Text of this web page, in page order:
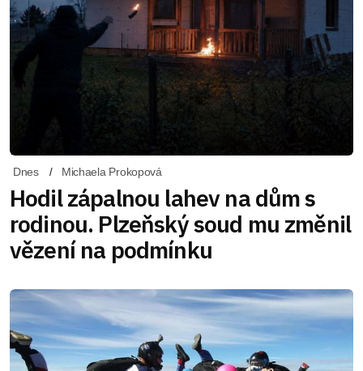
Dnes Michaela Prokopová
Hodil zápalnou lahev na dům s
rodinou. Plzeňský soud mu změnil
vězení na podmínku